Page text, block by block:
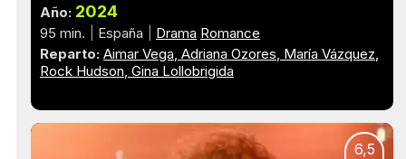
Año: 2024
95 min. España Drama Romance
Reparto: Aimar Vega Adriana Ozores María Vázquez
Rock Hudson Gina Lollobrigida
6,5